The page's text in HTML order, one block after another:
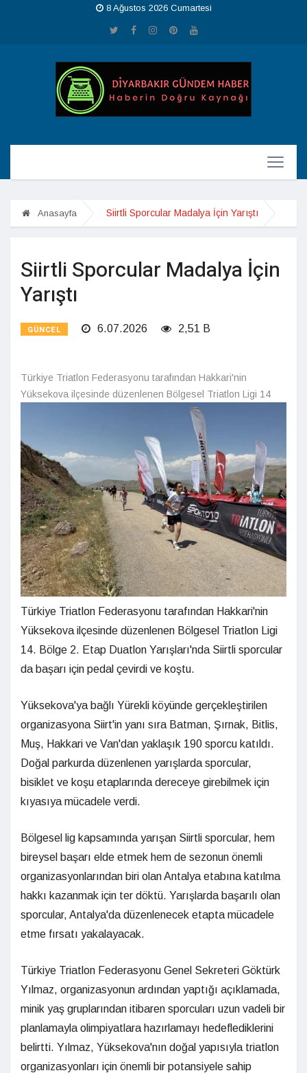
8 Ağustos 2026 Cumartesi
Anasayfa Siirtli Sporcular Madalya İçin Yarıştı
Siirtli Sporcular Madalya İçin
Yarıştı
GÜNCEL 6.07.2026 2,51 B
Türkiye Triatlon Federasyonu tarafından Hakkari'nin
Yüksekova ilçesinde düzenlenen Bölgesel Triatlon Ligi 14
Türkiye Triatlon Federasyonu tarafından Hakkari'nin
Yüksekova ilçesinde düzenlenen Bölgesel Triatlon Ligi
14. Bölge 2. Etap Duatlon Yarışları'nda Siirtli sporcular
da başarı için pedal çevirdi ve koştu.
Yüksekova'ya bağlı Yürekli köyünde gerçekleştirilen
organizasyona Siirt'in yanı sıra Batman, Şırnak, Bitlis,
Muş, Hakkari ve Van'dan yaklaşık 190 sporcu katıldı.
Doğal parkurda düzenlenen yarışlarda sporcular,
bisiklet ve koşu etaplarında dereceye girebilmek için
kıyasıya mücadele verdi.
Bölgesel lig kapsamında yarışan Siirtli sporcular, hem
bireysel başarı elde etmek hem de sezonun önemli
organizasyonlarından biri olan Antalya etabına katılma
hakkı kazanmak için ter döktü. Yarışlarda başarılı olan
sporcular, Antalya'da düzenlenecek etapta mücadele
etme fırsatı yakalayacak.
Türkiye Triatlon Federasyonu Genel Sekreteri Göktürk
Yılmaz, organizasyonun ardından yaptığı açıklamada,
minik yaş gruplarından itibaren sporcuları uzun vadeli bir
planlamayla olimpiyatlara hazırlamayı hedeflediklerini
belirtti. Yılmaz, Yüksekova'nın doğal yapısıyla triatlon
organizasyonları için önemli bir potansiyele sahip